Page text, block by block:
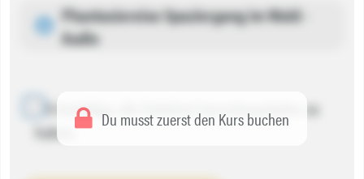
Phantasiereise Spaziergang im Wald -
Audio
Du musst zuerst den Kurs buchen
Ich bestätige, die Datei(en) heruntergeladen zu
haben.